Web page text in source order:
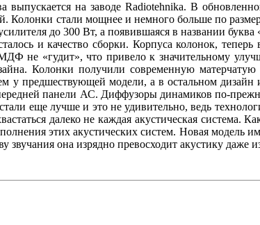
на заводе Radiotehnika. В
Колонки стали мощнее и немного больше по
до 300 Вт, а появившаяся в названии
и качество сборки. Корпуса колонок,
не «гудит», что привело к значительному
Колонки получили современную
у предшествующей модели, а в остальном
панели АС. Диффузоры динамиков по-
еще лучше и это не удивительно, ведь
далеко не каждая акустическая система.
этих акустических систем. Новая модель
она изрядно превосходит акустику даже